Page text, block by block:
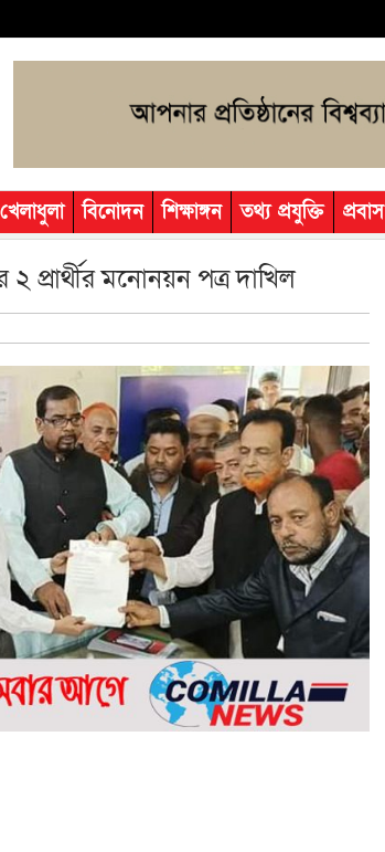
খেলাধুলা বিনোদন শিক্ষাঙ্গন তথ্য প্রযুক্তি প্রবাস
প্রার্থীর মনোনয়ন পত্র দাখিল